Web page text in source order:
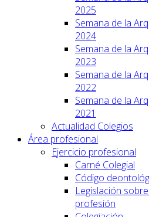
2025
Semana de la
2024
Semana de la
2023
Semana de la
2022
Semana de la
2021
Actualidad Colegios
Área profesional
Ejercicio profesional
Carné Colegial
Código
Legislación
profesión